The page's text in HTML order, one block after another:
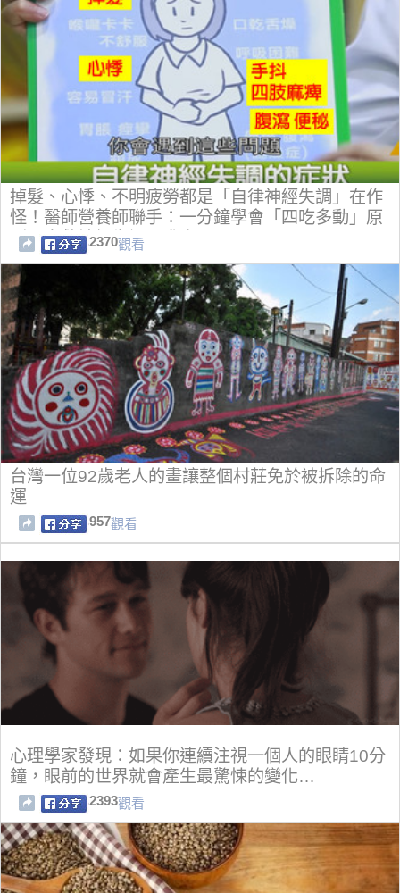
掉髮、心悸、不明疲勞都是「自律神經失調」在作
怪！醫師營養師聯手：一分鐘學會「四吃多動」原
則，自救神經失調不求人！
2370觀看
台灣一位92歲老人的畫讓整個村莊免於被拆除的命
運
957觀看
心理學家發現：如果你連續注視一個人的眼睛10分
鐘，眼前的世界就會產生最驚悚的變化…
2393觀看